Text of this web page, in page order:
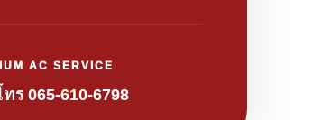
AC SERVICE
ร 065-610-6798